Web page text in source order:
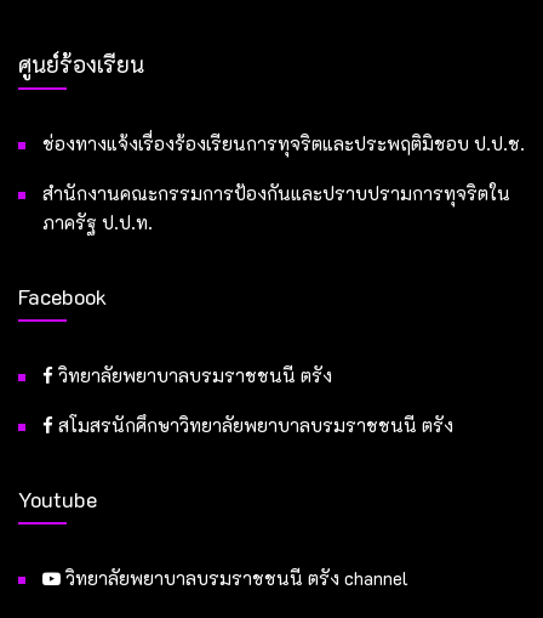
ศูนย์ร้องเรียน
ช่องทางแจ้งเรื่องร้องเรียนการทุจริตและประพฤติมิชอบ ป.ป.ช.
สำนักงานคณะกรรมการป้องกันและปราบปรามการทุจริตใน
ภาครัฐ ป.ป.ท.
Facebook
วิทยาลัยพยาบาลบรมราชชนนี ตรัง
สโมสรนักศึกษาวิทยาลัยพยาบาลบรมราชชนนี ตรัง
Youtube
วิทยาลัยพยาบาลบรมราชชนนี ตรัง channel